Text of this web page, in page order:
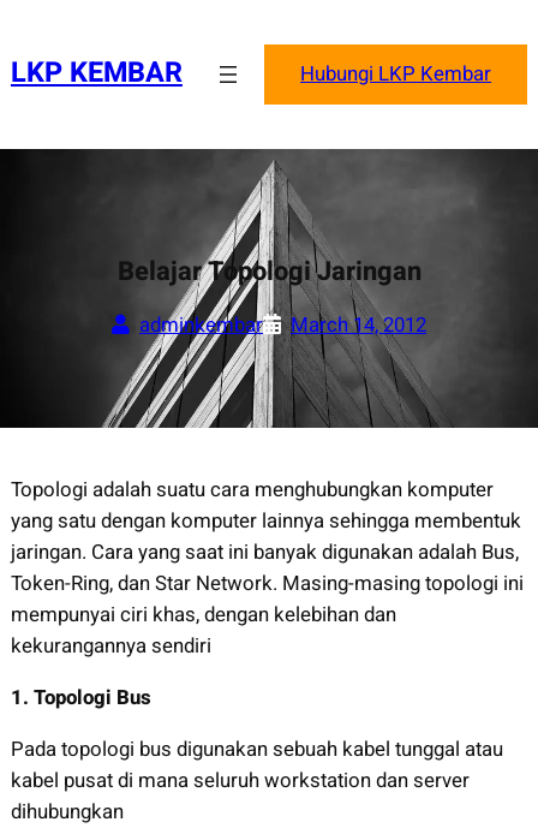
content
LKP KEMBAR Hubungi LKP Kembar
Belajar Topologi Jaringan
adminkembar March 14, 2012
Topologi adalah suatu cara menghubungkan komputer
yang satu dengan komputer lainnya sehingga membentuk
jaringan. Cara yang saat ini banyak digunakan adalah Bus,
Token-Ring, dan Star Network. Masing-masing topologi ini
mempunyai ciri khas, dengan kelebihan dan
kekurangannya sendiri
1. Topologi Bus
Pada topologi bus digunakan sebuah kabel tunggal atau
kabel pusat di mana seluruh workstation dan server
dihubungkan